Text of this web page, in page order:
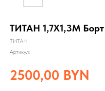
ТИТАН 1,7Х1,3М
ТИТАН
Артикул:
2500,00 BYN